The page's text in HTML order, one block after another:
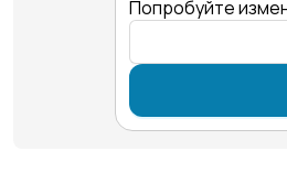
Попробуйте